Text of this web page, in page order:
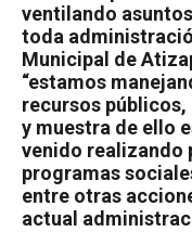
ventilando
toda
Municipal de
“estamos
recursos
y muestra de ello
venido realizando
programas
entre otras
actual